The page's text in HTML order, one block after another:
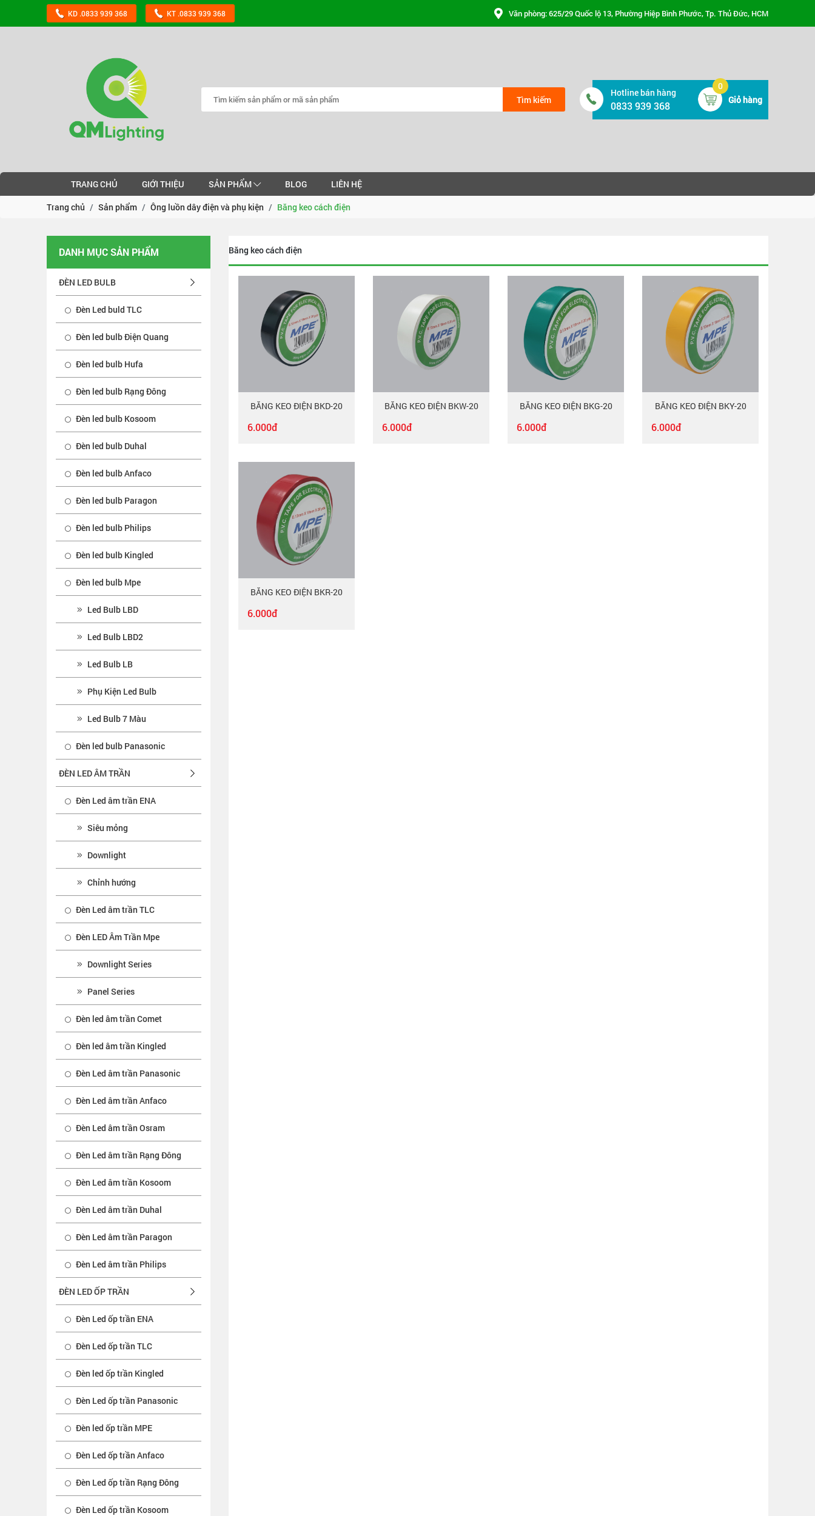
KD .0833 939 368 KT .0833 939 368 Văn phòng: 625/29 Quốc lộ 13, Phường Hiệp Bình Phước, Tp. Thủ Đức, HCM
Tìm kiếm
Hotline bán hàng
0833 939 368 Giỏ hàng
0
TRANG CHỦ GIỚI THIỆU SẢN PHẨM BLOG
LIÊN HỆ
Trang chủ
Sản phẩm Ông luồn dây điện và phụ kiện Băng keo cách điện
DANH MỤC SẢN PHẨM
ĐÈN LED BULB
Đèn Led buld TLC
Đèn led bulb Điện Quang
Đèn led bulb Hufa
Đèn led bulb Rạng Đông
Đèn led bulb Kosoom
Đèn led bulb Duhal
Đèn led bulb Anfaco
Đèn led bulb Paragon
Đèn led bulb Philips
Đèn led bulb Kingled
Đèn led bulb Mpe
Led Bulb LBD
Led Bulb LBD2
Led Bulb LB
Phụ Kiện Led Bulb
Led Bulb 7 Màu
Đèn led bulb Panasonic
ĐÈN LED ÂM TRẦN
Đèn Led âm trần ENA
Siêu mỏng
Downlight
Chỉnh hướng
Đèn Led âm trần TLC
Đèn LED Âm Trần Mpe
Downlight Series
Panel Series
Đèn led âm trần Comet
Đèn led âm trần Kingled
Đèn Led âm trần Panasonic
Đèn Led âm trần Anfaco
Đèn Led âm trần Osram
Đèn Led âm trần Rạng Đông
Đèn Led âm trần Kosoom
Đèn Led âm trần Duhal
Đèn Led âm trần Paragon
Đèn Led âm trần Philips
ĐÈN LED ỐP TRẦN
Đèn Led ốp trần ENA
Đèn Led ốp trần TLC
Đèn led ốp trần Kingled
Đèn Led ốp trần Panasonic
Đèn led ốp trần MPE
Đèn Led ốp trần Anfaco
Đèn Led ốp trần Rạng Đông
Đèn Led ốp trần Kosoom
Băng keo cách điện
BĂNG KEO ĐIỆN BKD-20
6.000đ
BĂNG KEO ĐIỆN BKW-20
6.000đ
BĂNG KEO ĐIỆN BKG-20
6.000đ
BĂNG KEO ĐIỆN BKY-20
6.000đ
BĂNG KEO ĐIỆN BKR-20
6.000đ